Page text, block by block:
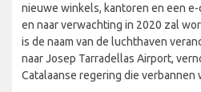
nieuwe winkels, kantoren en een
en naar verwachting in 2020 zal
is de naam van de luchthaven
naar Josep Tarradellas Airport,
Catalaanse regering die verbannen